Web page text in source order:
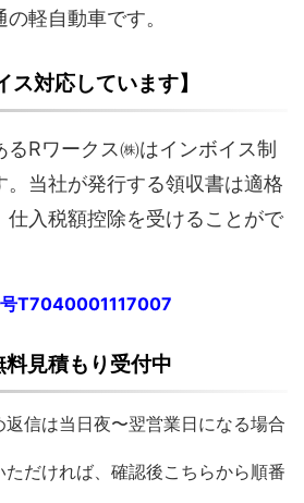
軽自動車です。
ス対応しています】
るRワークス㈱はインボイス制
。当社が発行する領収書は適格
仕入税額控除を受けることがで
T7040001117007
料見積もり受付中
信は当日夜〜翌営業日になる場合
だければ、確認後こちらから順番